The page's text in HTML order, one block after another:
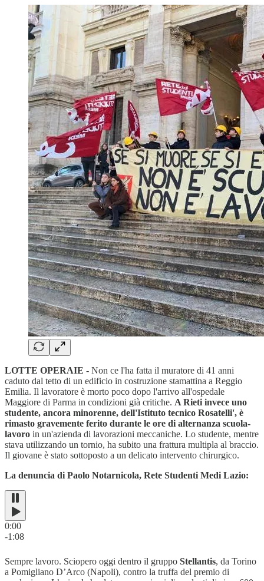
LOTTE OPERAIE - Non ce l'ha fatta il muratore di 41 anni
caduto dal tetto di un edificio in costruzione stamattina a Reggio
Emilia. Il lavoratore è morto poco dopo l'arrivo all'ospedale
Maggiore di Parma in condizioni già critiche. A Rieti invece uno
studente, ancora minorenne, dell'Istituto tecnico Rosatelli', è
rimasto gravemente ferito durante le ore di alternanza scuola-
lavoro in un'azienda di lavorazioni meccaniche. Lo studente, mentre
stava utilizzando un tornio, ha subito una frattura multipla al braccio.
Il giovane è stato sottoposto a un delicato intervento chirurgico.
La denuncia di Paolo Notarnicola, Rete Studenti Medi Lazio:
0:00
-1:08
Sempre lavoro. Sciopero oggi dentro il gruppo Stellantis, da Torino
a Pomigliano D’Arco (Napoli), contro la truffa del premio di